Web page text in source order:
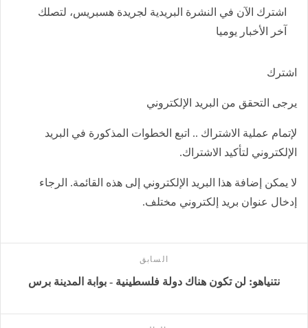
اشترك الآن في النشرة البريدية لجريدة هسبريس، لتصلك
آخر الأخبار يوميا
اشترك
يرجى التحقق من البريد الإلكتروني
لإتمام عملية الاشتراك .. اتبع الخطوات المذكورة في البريد
الإلكتروني لتأكيد الاشتراك.
لا يمكن إضافة هذا البريد الإلكتروني إلى هذه القائمة. الرجاء
إدخال عنوان بريد إلكتروني مختلف.
السابق
نتنياهو: لن تكون هناك دولة فلسطينية - بوابة المدينة برس